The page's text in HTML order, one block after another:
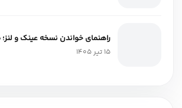
راهنمای خواندن نسخه عینک و
15 تیر 1405